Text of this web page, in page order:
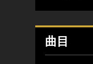
曲目